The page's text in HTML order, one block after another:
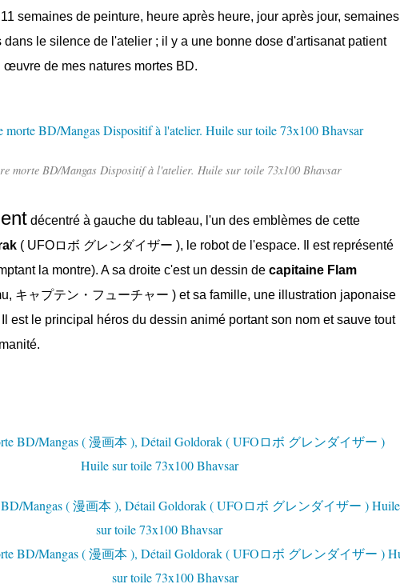
semaines de peinture, heure après heure, jour après jour, semaines
dans le silence de l'atelier ; il y a une bonne dose d'artisanat patient
œuvre de mes natures mortes BD.
morte BD/Mangas Dispositif à l'atelier. Huile sur toile 73x100 Bhavsar
décentré à gauche du tableau, l'un des emblèmes de cette
( UFOロボ グレンダイザー ), le robot de l'espace. Il est représenté
la montre). A sa droite c'est un dessin de capitaine Flam
, キャプテン・フューチャー ) et sa famille, une illustration japonaise
est le principal héros du dessin animé portant son nom et sauve tout